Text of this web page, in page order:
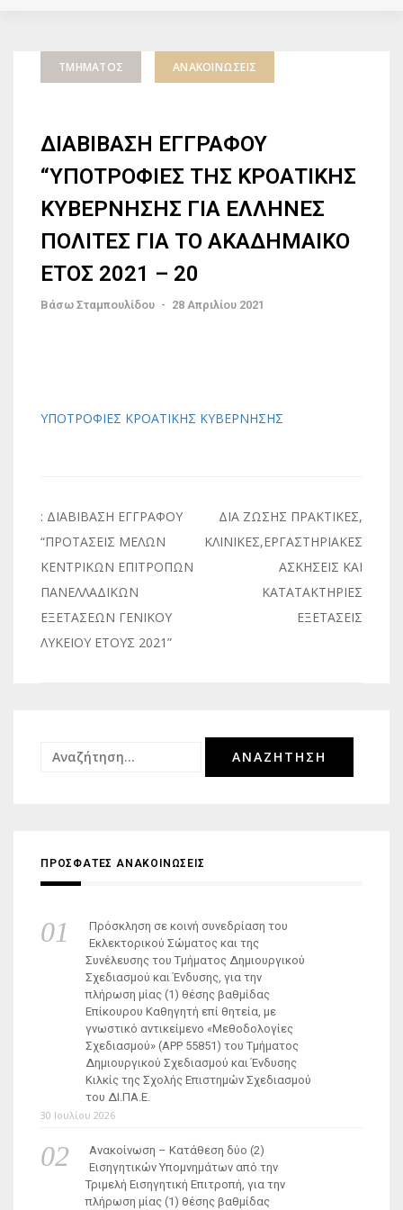
ΤΜΉΜΑΤΟΣ ΑΝΑΚΟΙΝΏΣΕΙΣ
ΔΙΑΒΙΒΑΣΗ ΕΓΓΡΑΦΟΥ
“ΥΠΟΤΡΟΦΙΕΣ ΤΗΣ ΚΡΟΑΤΙΚΗΣ
ΚΥΒΕΡΝΗΣΗΣ ΓΙΑ ΕΛΛΗΝΕΣ
ΠΟΛΙΤΕΣ ΓΙΑ ΤΟ ΑΚΑΔΗΜΑΙΚΟ
ΕΤΟΣ 2021 – 20
Βάσω Σταμπουλίδου - 28 Απριλίου 2021
ΥΠΟΤΡΟΦΙΕΣ ΚΡΟΑΤΙΚΗΣ ΚΥΒΕΡΝΗΣΗΣ
Πλοήγηση
άρθρων
: ΔΙΑΒΙΒΑΣΗ ΕΓΓΡΑΦΟΥ
“ΠΡΟΤΑΣΕΙΣ ΜΕΛΩΝ
ΚΕΝΤΡΙΚΩΝ ΕΠΙΤΡΟΠΩΝ
ΠΑΝΕΛΛΑΔΙΚΩΝ
ΕΞΕΤΑΣΕΩΝ ΓΕΝΙΚΟΥ
ΛΥΚΕΙΟΥ ΕΤΟΥΣ 2021”
ΔΙΑ ΖΩΣΗΣ ΠΡΑΚΤΙΚΕΣ,
ΚΛΙΝΙΚΕΣ,ΕΡΓΑΣΤΗΡΙΑΚΕΣ
ΑΣΚΗΣΕΙΣ ΚΑΙ
ΚΑΤΑΤΑΚΤΗΡΙΕΣ
ΕΞΕΤΑΣΕΙΣ
Αναζήτηση
ΠΡΟΣΦΑΤΕΣ ΑΝΑΚΟΙΝΩΣΕΙΣ
Πρόσκληση σε κοινή συνεδρίαση του
Εκλεκτορικού Σώματος και της
Συνέλευσης του Τμήματος Δημιουργικού
Σχεδιασμού και Ένδυσης, για την
πλήρωση μίας (1) θέσης βαθμίδας
Επίκουρου Καθηγητή επί θητεία, με
γνωστικό αντικείμενο «Μεθοδολογίες
Σχεδιασμού» (ΑΡΡ 55851) του Τμήματος
Δημιουργικού Σχεδιασμού και Ένδυσης
Κιλκίς της Σχολής Επιστημών Σχεδιασμού
του ΔΙ.ΠΑ.Ε.
30 Ιουλίου 2026
Ανακοίνωση – Κατάθεση δύο (2)
Εισηγητικών Υπομνημάτων από την
Τριμελή Εισηγητική Επιτροπή, για την
πλήρωση μίας (1) θέσης βαθμίδας